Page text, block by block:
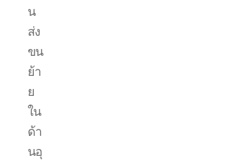
น
ส่ง
ขน
ย้า
ย
ใน
ด้า
นอุ